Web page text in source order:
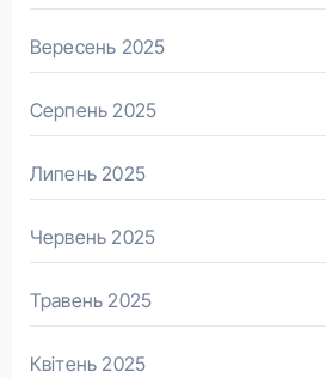
Вересень 2025
Серпень 2025
Липень 2025
Червень 2025
Травень 2025
Квітень 2025